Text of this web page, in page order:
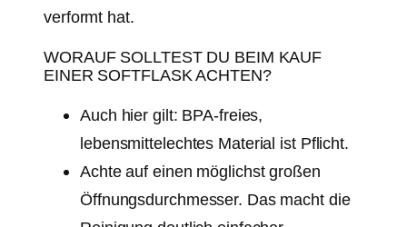
verformt hat.
WORAUF SOLLTEST DU BEIM KAUF
EINER SOFTFLASK ACHTEN?
Auch hier gilt: BPA-freies,
lebensmittelechtes Material ist Pflicht.
Achte auf einen möglichst großen
Öffnungsdurchmesser. Das macht die